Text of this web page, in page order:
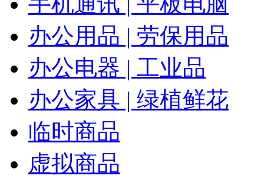
办公用品 | 劳保用品
办公电器 | 工业品
办公家具 | 绿植鲜花
临时商品
虚拟商品